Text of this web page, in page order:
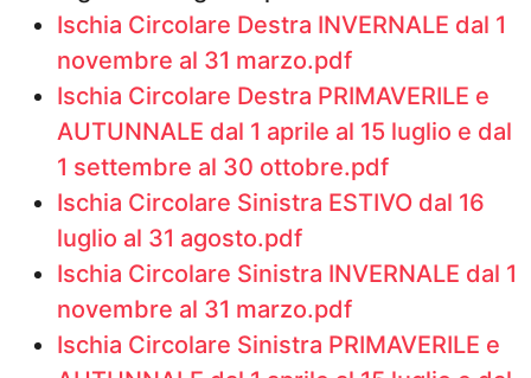
Ischia Circolare Destra INVERNALE dal 1
novembre al 31 marzo.pdf
Ischia Circolare Destra PRIMAVERILE e
AUTUNNALE dal 1 aprile al 15 luglio e dal
1 settembre al 30 ottobre.pdf
Ischia Circolare Sinistra ESTIVO dal 16
luglio al 31 agosto.pdf
Ischia Circolare Sinistra INVERNALE dal 1
novembre al 31 marzo.pdf
Ischia Circolare Sinistra PRIMAVERILE e